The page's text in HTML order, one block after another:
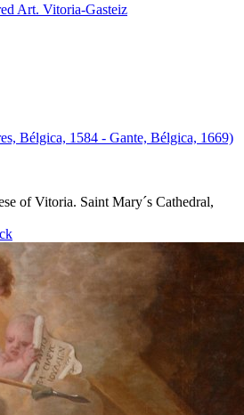
Art. Vitoria-Gasteiz
Bélgica, 1584 - Gante, Bélgica, 1669)
of Vitoria. Saint Mary´s Cathedral,